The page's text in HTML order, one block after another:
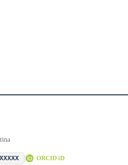
| ORCID iD